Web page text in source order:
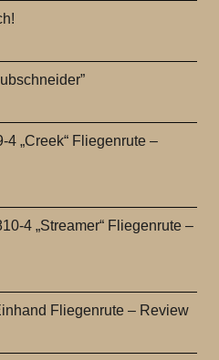
„Creek“ Fliegenrute –
4 „Streamer“ Fliegenrute –
Fliegenrute – Review